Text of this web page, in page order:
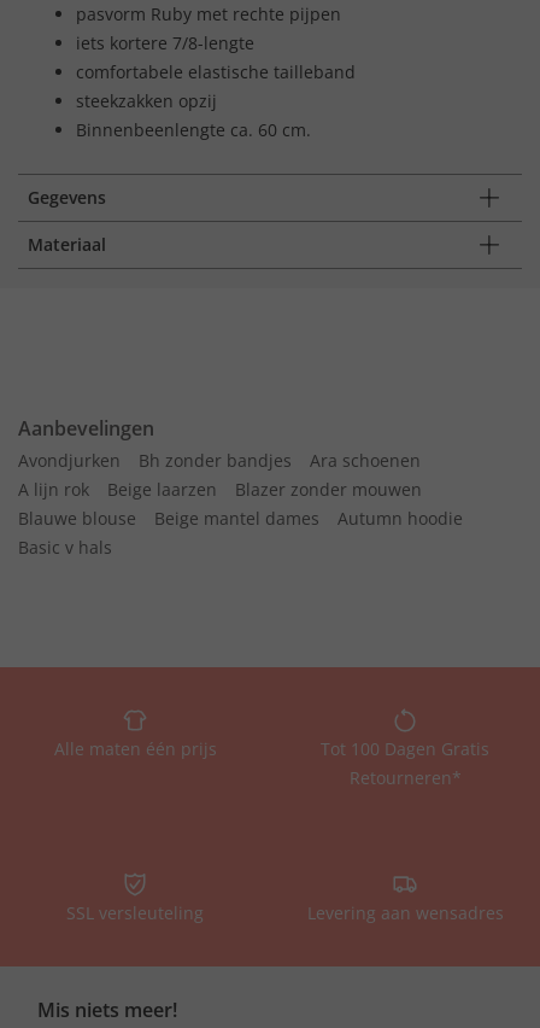
pasvorm Ruby met rechte pijpen
iets kortere 7/8-lengte
comfortabele elastische tailleband
steekzakken opzij
Binnenbeenlengte ca. 60 cm.
Gegevens
Materiaal
Aanbevelingen
Avondjurken Bh zonder bandjes
Ara schoenen
A lijn rok
Beige laarzen
Blazer zonder mouwen
Blauwe blouse
Beige mantel dames
Autumn hoodie
Basic v hals
Alle maten één prijs
Tot 100 Dagen Gratis
Retourneren*
SSL versleuteling Levering aan wensadres
Mis niets meer!